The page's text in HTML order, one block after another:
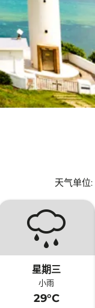
天气单位:
星期三
小雨
29°C